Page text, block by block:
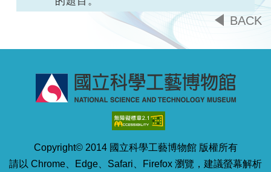
BACK
Copyright© 2014 國立科學工藝博物館 版權所有
請以 Chrome、Edge、Safari、Firefox 瀏覽，建議螢幕解析